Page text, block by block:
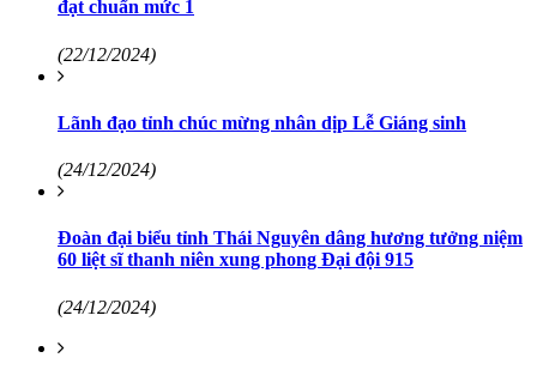
đạt chuẩn mức 1
(22/12/2024)
Lãnh đạo tỉnh chúc mừng nhân dịp Lễ Giáng sinh
(24/12/2024)
Đoàn đại biểu tỉnh Thái Nguyên dâng hương tưởng niệm
60 liệt sĩ thanh niên xung phong Đại đội 915
(24/12/2024)